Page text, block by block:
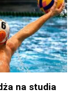
na studia